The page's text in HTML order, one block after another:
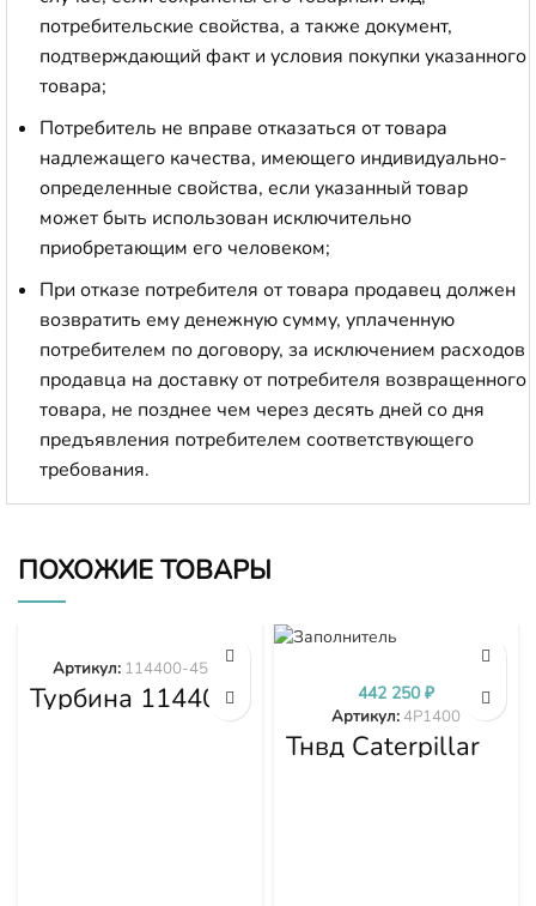
потребительские свойства, а также документ,
подтверждающий факт и условия покупки указанного
товара;
Потребитель не вправе отказаться от товара
надлежащего качества, имеющего индивидуально-
определенные свойства, если указанный товар
может быть использован исключительно
приобретающим его человеком;
При отказе потребителя от товара продавец должен
возвратить ему денежную сумму, уплаченную
потребителем по договору, за исключением расходов
продавца на доставку от потребителя возвращенного
товара, не позднее чем через десять дней со дня
предъявления потребителем соответствующего
требования.
ПОХОЖИЕ ТОВАРЫ
Турбина 114400-
4577
Артикул: 114400-4577
Тнвд Caterpillar
4P1400
Артикул:4P1400
442 250₽